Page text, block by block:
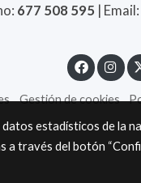
677 508 595 | Email:
Gestión de cookies
estadísticos de la
través del botón